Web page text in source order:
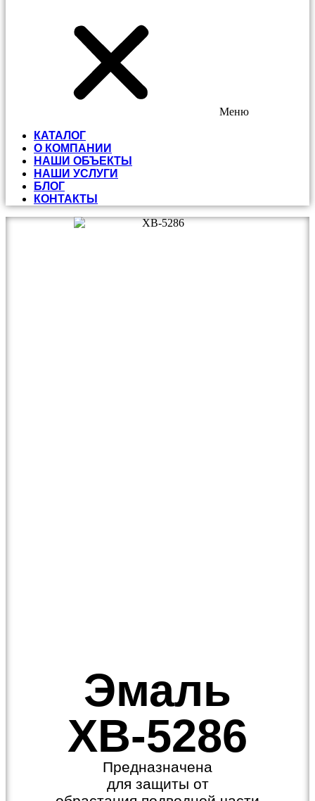
Меню
КАТАЛОГ
О КОМПАНИИ
НАШИ ОБЪЕКТЫ
НАШИ УСЛУГИ
БЛОГ
КОНТАКТЫ
Эмаль
ХВ-5286
Предназначена
для защиты от